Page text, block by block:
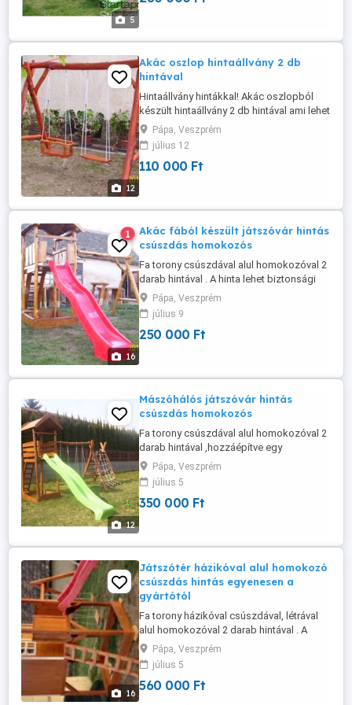
5
12
Akác oszlop hintaállvány 2 db
hintával
Hintaállvány hintákkal! Akác oszlopból
készült hintaállvány 2 db hintával ami lehet
lap vagy biztonsági. Akácból készül ami
keményfa így jobban ellenáll az időjárási
viszonyoknak színe választható, a
felületkezelést az ár tartalmazza. Csiszolt
Pápa, Veszprém
július 12
110 000 Ft
16
1
Akác fából készült játszóvár hintás
csúszdás homokozós
Fa torony csúszdával alul homokozóval 2
darab hintával . A hinta lehet biztonsági
vagy lap hinta. A csúszda csúszófelülete
3 méter színe választható
kék,zöld,sárga,piros. A játszóvár akácból
és tölgyből készül ami keményfa így
Pápa, Veszprém
július 9
250 000 Ft
12
Mászóhálós játszóvár hintás
csúszdás homokozós
Fa torony csúszdával alul homokozóval 2
darab hintával ,hozzáépítve egy
mászóhálós mászókával amelynek egyik
oldala kötélháló a másik létra. A hinta
lehet biztonsági vagy lap hinta. A csúszda
csúszófelülete 3 méter színe választható
Pápa, Veszprém
július 5
350 000 Ft
16
Játszótér házikóval alul homokozó
csúszdás hintás egyenesen a
gyártótól
Fa torony házikóval csúszdával, létrával
alul homokozóval 2 darab hintával . A
hinta lehet biztonsági vagy lap hinta. A
csúszda csúszófelülete 3 méter színe
választható kék,zöld,sárga,piros. A
játszóvár fenyőből készült kis ablakkal
Pápa, Veszprém
július 5
560 000 Ft